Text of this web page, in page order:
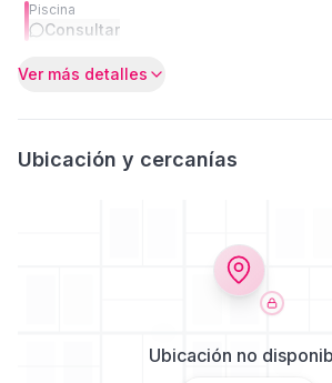
Piscina
Consultar
Ver más detalles
Ubicación y cercanías
Ubicación no